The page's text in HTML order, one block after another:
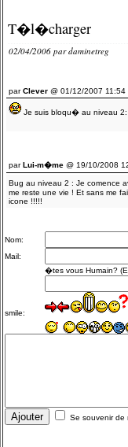
T�l�charger
02/04/2006 pardaminetreg
parClever @ 01/12/2007 11:54
Je suis bloqu� au niveau 2:
parLui-m�me @ 19/10/2008
Bug au niveau 2 : Je comence
me reste une vie ! Et sans me
icone !!!!!
Nom:
Mail:
�tes vous Humain?
smile:
Se souvenir de